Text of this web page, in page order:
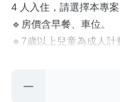
4 人入住，請選擇本專案
🔹房價含早餐、車位。
🔹7歲以上兒童為成人計
🔹園區規劃有烹飪用餐
🔹為響應環保，園區不